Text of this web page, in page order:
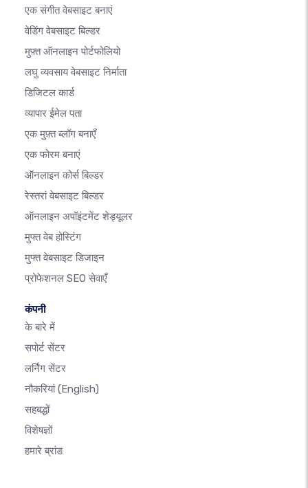
एक संगीत वेबसाइट बनाएं
वेडिंग वेबसाइट बिल्डर
मुफ़्त ऑनलाइन पोर्टफोलियो
लघु व्यवसाय वेबसाइट निर्माता
डिजिटल कार्ड
व्यापार ईमेल पता
एक मुफ़्त ब्लॉग बनाएँ
एक फोरम बनाएं
ऑनलाइन कोर्स बिल्डर
रेस्तरां वेबसाइट बिल्डर
ऑनलाइन अपॉइंटमेंट शेड्यूलर
मुफ्त वेब होस्टिंग
मुफ्त वेबसाइट डिजाइन
प्रोफेशनल SEO सेवाएँ
कंपनी
के बारे में
सपोर्ट सेंटर
लर्निंग सेंटर
नौकरियां(English)
सहबद्धों
विशेषज्ञों
हमारे ब्रांड